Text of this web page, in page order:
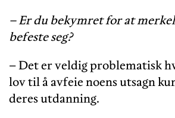
– Er du bekymret for at
befeste seg?
– Det er veldig problematisk
lov til å avfeie noens utsagn
deres utdanning.